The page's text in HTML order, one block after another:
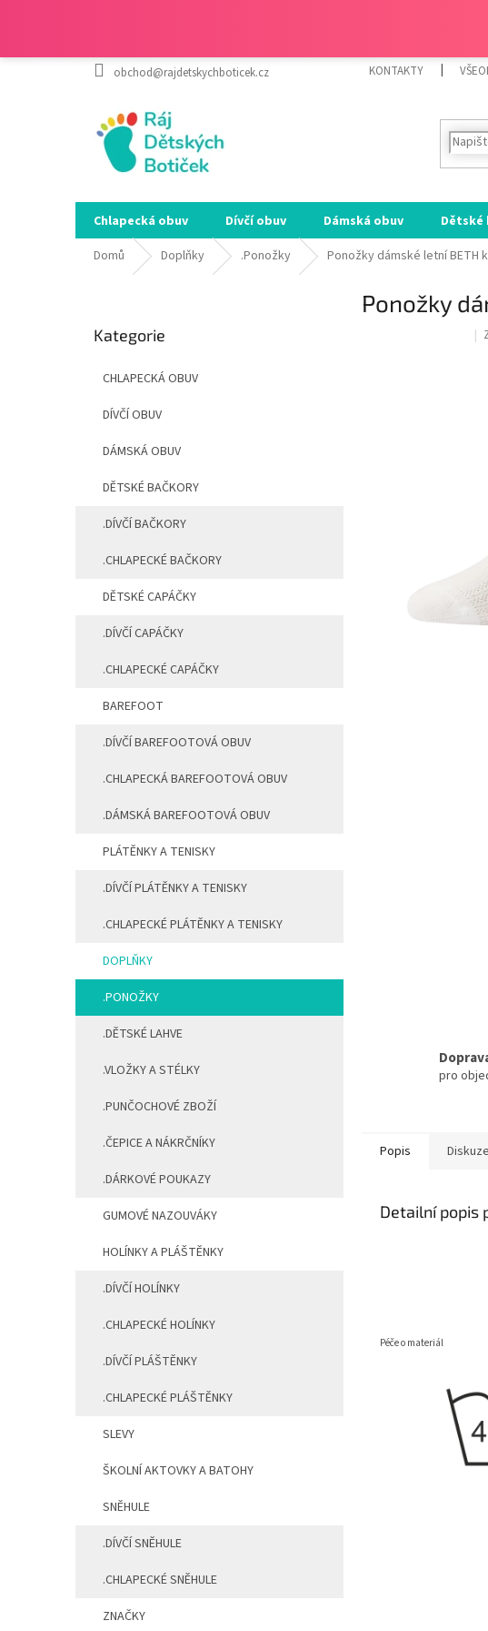
obchod@rajdetskychboticek.cz KONTAKTY
Chlapecká obuv Dívčí obuv Dámská obuv Dětské
Domů
Doplňky .Ponožky Ponožky dámské letní BETH
kategorie
Kategorie
CHLAPECKÁ OBUV
DÍVČÍ OBUV
DÁMSKÁ OBUV
DĚTSKÉ BAČKORY
.DÍVČÍ BAČKORY
.CHLAPECKÉ BAČKORY
DĚTSKÉ CAPÁČKY
.DÍVČÍ CAPÁČKY
.CHLAPECKÉ CAPÁČKY
BAREFOOT
.DÍVČÍ BAREFOOTOVÁ OBUV
.CHLAPECKÁ BAREFOOTOVÁ OBUV
.DÁMSKÁ BAREFOOTOVÁ OBUV
PLÁTĚNKY A TENISKY
.DÍVČÍ PLÁTĚNKY A TENISKY
.CHLAPECKÉ PLÁTĚNKY A TENISKY
DOPLŇKY
.PONOŽKY
.DĚTSKÉ LAHVE
.VLOŽKY A STÉLKY
.PUNČOCHOVÉ ZBOŽÍ
.ČEPICE A NÁKRČNÍKY
.DÁRKOVÉ POUKAZY
GUMOVÉ NAZOUVÁKY
HOLÍNKY A PLÁŠTĚNKY
.DÍVČÍ HOLÍNKY
.CHLAPECKÉ HOLÍNKY
.DÍVČÍ PLÁŠTĚNKY
.CHLAPECKÉ PLÁŠTĚNKY
SLEVY
ŠKOLNÍ AKTOVKY A BATOHY
SNĚHULE
.DÍVČÍ SNĚHULE
.CHLAPECKÉ SNĚHULE
ZNAČKY
Ponožky
pro
Popis Diskuze
Detailní popis
Péče o materiál